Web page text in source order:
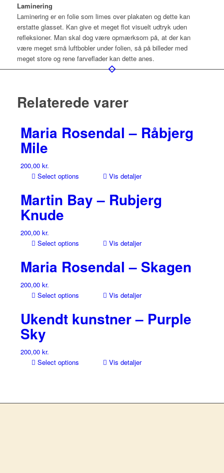
Laminering
Laminering er en folie som limes over plakaten og dette kan
erstatte glasset. Kan give et meget flot visuelt udtryk uden
refleksioner. Man skal dog være opmærksom på, at der kan
være meget små luftbobler under folien, så på billeder med
meget store og rene farveflader kan dette anes.
Relaterede varer
Maria Rosendal – Råbjerg
Mile
200,00 kr.
Select options
Vis detaljer
Martin Bay – Rubjerg
Knude
200,00 kr.
Select options
Vis detaljer
Maria Rosendal – Skagen
200,00 kr.
Select options
Vis detaljer
Ukendt kunstner – Purple
Sky
200,00 kr.
Select options
Vis detaljer